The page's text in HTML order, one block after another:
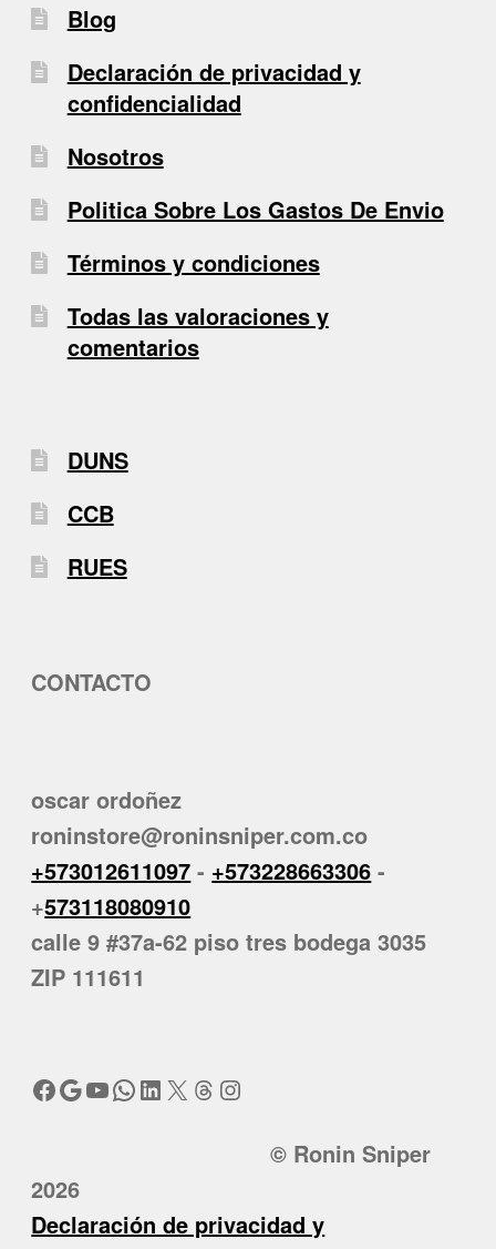
Blog
Declaración de privacidad y
confidencialidad
Nosotros
Politica Sobre Los Gastos De Envio
Términos y condiciones
Todas las valoraciones y
comentarios
DUNS
CCB
RUES
CONTACTO
oscar ordoñez
roninstore@roninsniper.com.co
+573012611097 - +573228663306 -
+573118080910
calle 9 #37a-62 piso tres bodega 3035
ZIP 111611
Facebook
Google
YouTube
WhatsApp
LinkedIn
X Threads
Instagram
© Ronin Sniper
2026
Declaración de privacidad y